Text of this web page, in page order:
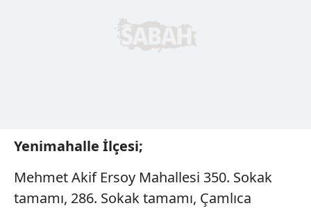
Yenimahalle İlçesi;
Mehmet Akif Ersoy Mahallesi 350. Sokak
tamamı, 286. Sokak tamamı, Çamlıca